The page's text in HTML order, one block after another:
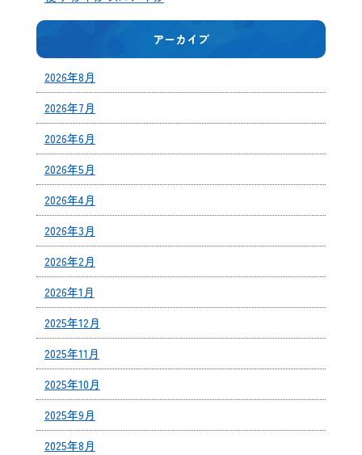
アーカイブ
2026年8月
2026年7月
2026年6月
2026年5月
2026年4月
2026年3月
2026年2月
2026年1月
2025年12月
2025年11月
2025年10月
2025年9月
2025年8月